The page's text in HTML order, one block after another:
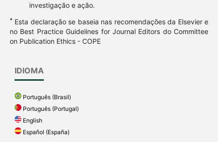
investigação e ação.
* Esta declaração se baseia nas recomendações da Elsevier e
no Best Practice Guidelines for Journal Editors do Committee
on Publication Ethics - COPE
IDIOMA
Português (Brasil)
Português (Portugal)
English
Español (España)